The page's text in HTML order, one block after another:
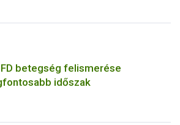
betegség felismerése
időszak